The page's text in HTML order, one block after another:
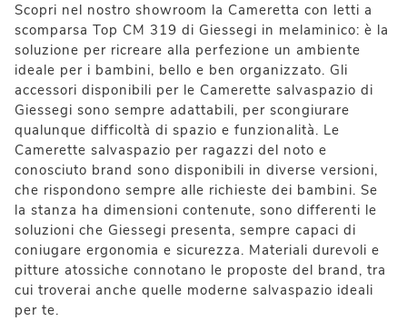
Scopri nel nostro showroom la Cameretta con letti a
scomparsa Top CM 319 di Giessegi in melaminico: è la
soluzione per ricreare alla perfezione un ambiente
ideale per i bambini, bello e ben organizzato. Gli
accessori disponibili per le Camerette salvaspazio di
Giessegi sono sempre adattabili, per scongiurare
qualunque difficoltà di spazio e funzionalità. Le
Camerette salvaspazio per ragazzi del noto e
conosciuto brand sono disponibili in diverse versioni,
che rispondono sempre alle richieste dei bambini. Se
la stanza ha dimensioni contenute, sono differenti le
soluzioni che Giessegi presenta, sempre capaci di
coniugare ergonomia e sicurezza. Materiali durevoli e
pitture atossiche connotano le proposte del brand, tra
cui troverai anche quelle moderne salvaspazio ideali
per te.